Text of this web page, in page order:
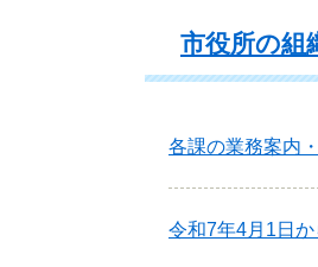
市役所の組
各課の業務案内
令和7年4月1日か